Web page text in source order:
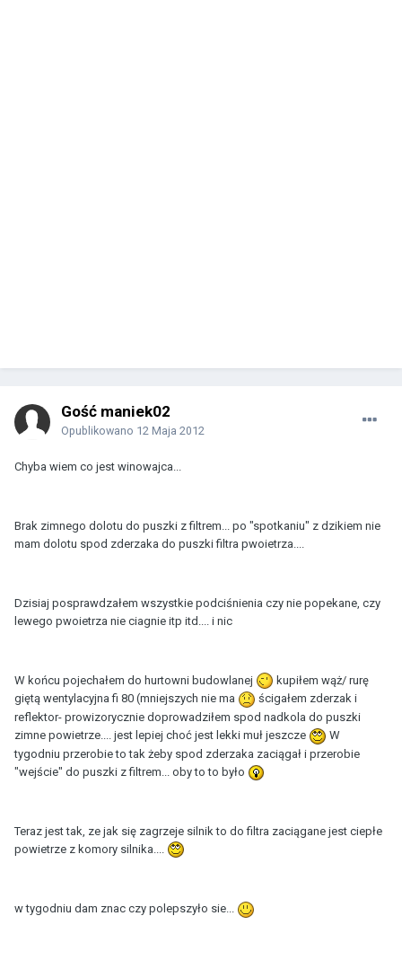
Gość maniek02
Opublikowano 12 Maja 2012
Chyba wiem co jest winowajca...
Brak zimnego dolotu do puszki z filtrem... po "spotkaniu" z dzikiem nie
mam dolotu spod zderzaka do puszki filtra pwoietrza....
Dzisiaj posprawdzałem wszystkie podciśnienia czy nie popekane, czy
lewego pwoietrza nie ciagnie itp itd.... i nic
W końcu pojechałem do hurtowni budowlanej
kupiłem wąż/ rurę
giętą wentylacyjna fi 80 (mniejszych nie ma
ścigałem zderzak i
reflektor- prowizorycznie doprowadziłem spod nadkola do puszki
zimne powietrze.... jest lepiej choć jest lekki muł jeszcze
W
tygodniu przerobie to tak żeby spod zderzaka zaciągał i przerobie
"wejście" do puszki z filtrem... oby to to było
Teraz jest tak, ze jak się zagrzeje silnik to do filtra zaciągane jest ciepłe
powietrze z komory silnika....
w tygodniu dam znac czy polepszyło sie...